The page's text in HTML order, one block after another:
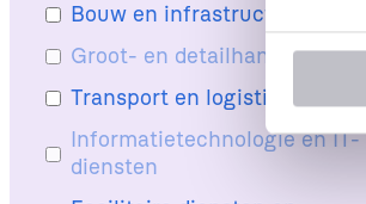
e
m
i
Bouw en infrastructuur
Groot- en detailhandel 0
Transport en logistiek
Informatietechnologie en IT-
diensten